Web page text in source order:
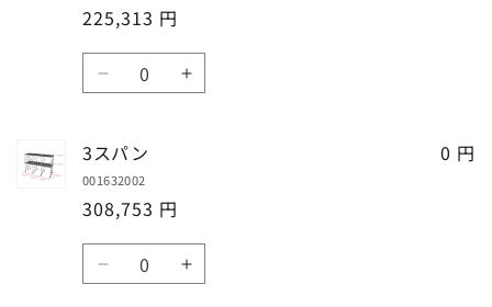
225,313 円
数
量
ン
の
数
量
を
2
量
を
3スパン
001632002
308,753 円
0 円
数
量
3